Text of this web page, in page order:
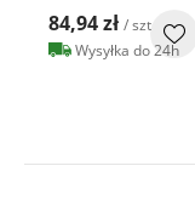
84,94 zł / szt
Wysyłka do 24h